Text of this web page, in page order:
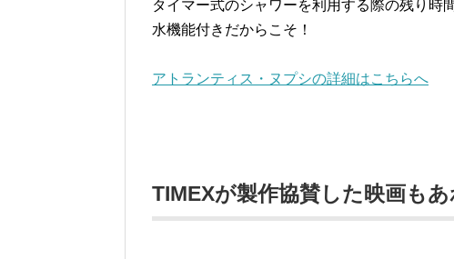
タイマー式のシャワーを利用する際の残り時
水機能付きだからこそ！
アトランティス・ヌプシの詳細はこちらへ
TIMEXが製作協賛した映画も